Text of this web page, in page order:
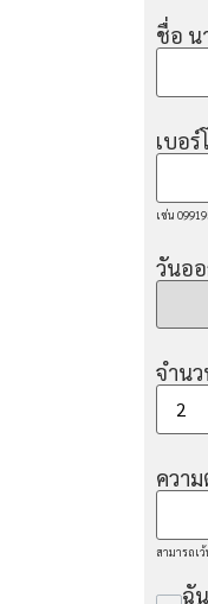
ชื่อ น
เบอ
เช่น
วันอ
จำน
ควา
สามารถเว้
ฉั